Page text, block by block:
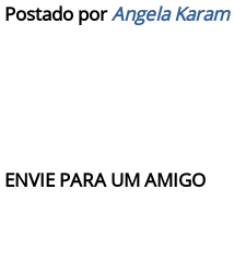
Postado porAngela Karam
ENVIE PARA UM AMIGO